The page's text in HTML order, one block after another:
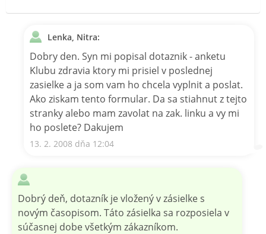
Lenka, Nitra:
Dobry den. Syn mi popisal dotaznik - anketu
Klubu zdravia ktory mi prisiel v poslednej
zasielke a ja som vam ho chcela vyplnit a poslat.
Ako ziskam tento formular. Da sa stiahnut z tejto
stranky alebo mam zavolat na zak. linku a vy mi
ho poslete? Dakujem
13. 2. 2008 dňa 12:04
Dobrý deň, dotazník je vložený v zásielke s
novým časopisom. Táto zásielka sa rozposiela v
súčasnej dobe všetkým zákazníkom.